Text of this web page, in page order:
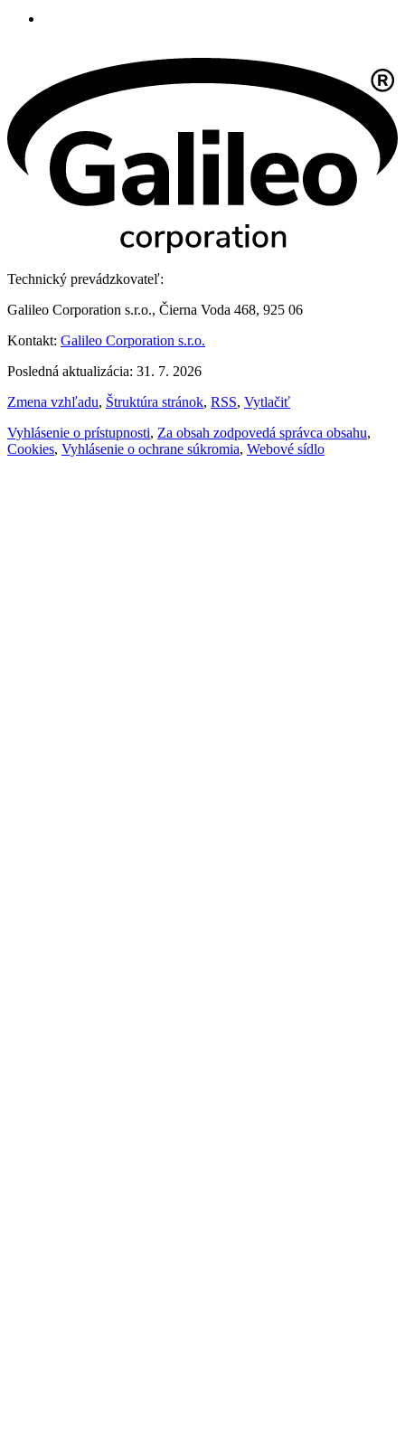
Technický prevádzkovateľ:
Galileo Corporation s.r.o., Čierna Voda 468, 925 06
Kontakt: Galileo Corporation s.r.o.
Posledná aktualizácia: 31. 7. 2026
Zmena vzhľadu, Štruktúra stránok, RSS, Vytlačiť
Vyhlásenie o prístupnosti, Za obsah zodpovedá správca obsahu,
Cookies, Vyhlásenie o ochrane súkromia, Webové sídlo